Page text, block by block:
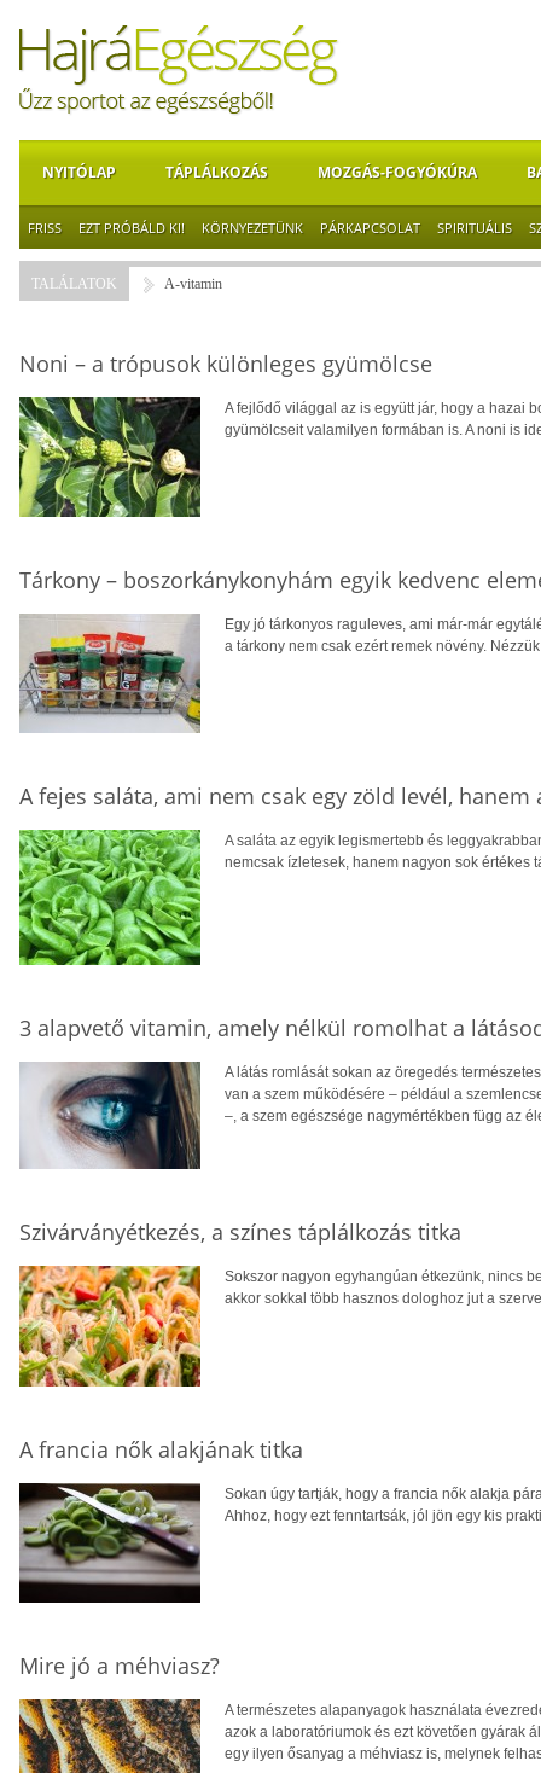
NYITÓLAP TÁPLÁLKOZÁS MOZGÁS-FOGYÓKÚRA
FRISS EZT PRÓBÁLD KI! KÖRNYEZETÜNK PÁRKAPCSOLAT SPIRITUÁLIS
TALÁLATOK A-vitamin
Noni – a trópusok különleges gyümölcse
A fejlődő világgal az is együtt jár, hogy a hazai
gyümölcseit valamilyen formában is. A noni is
Tárkony – boszorkánykonyhám egyik kedvenc
Egy jó tárkonyos raguleves, ami már-már
a tárkony nem csak ezért remek növény.
A fejes saláta, ami nem csak egy zöld levél,
A saláta az egyik legismertebb és
nemcsak ízletesek, hanem nagyon sok értékes
3 alapvető vitamin, amely nélkül romolhat a
A látás romlását sokan az öregedés
van a szem működésére – például a
–, a szem egészsége nagymértékben függ az
Szivárványétkezés, a színes táplálkozás titka
Sokszor nagyon egyhangúan étkezünk, nincs
akkor sokkal több hasznos dologhoz jut a
A francia nők alakjának titka
Sokan úgy tartják, hogy a francia nők alakja
Ahhoz, hogy ezt fenntartsák, jól jön egy kis
Mire jó a méhviasz?
A természetes alapanyagok használata
azok a laboratóriumok és ezt követően gyárak
egy ilyen ősanyag a méhviasz is, melynek